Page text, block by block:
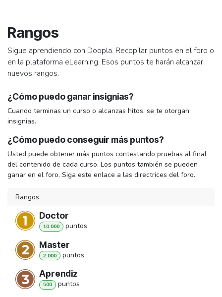
Rangos
Sigue aprendiendo con Doopla. Recopilar puntos en el foro o
en la plataforma eLearning. Esos puntos te harán alcanzar
nuevos rangos.
¿Cómo puedo ganar insignias?
Cuando terminas un curso o alcanzas hitos, se te otorgan
insignias.
¿Cómo puedo conseguir más puntos?
Usted puede obtener más puntos contestando pruebas al final
del contenido de cada curso. Los puntos también se pueden
ganar en el foro. Siga este enlace a las directrices del foro.
Rangos
Doctor
10.000 puntos
Master
2.000 puntos
Aprendiz
500 puntos